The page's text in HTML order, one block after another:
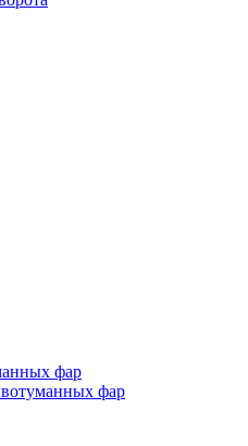
фар
фар